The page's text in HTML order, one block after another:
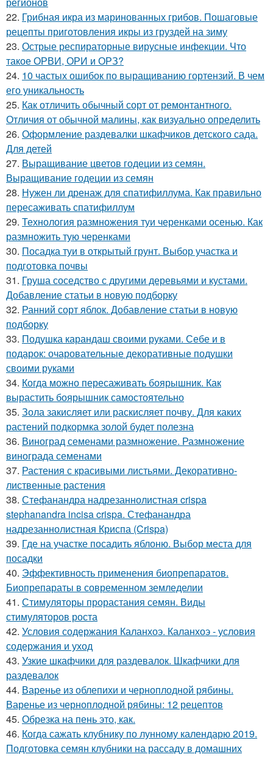
22. Грибная икра из маринованных грибов. Пошаговые
рецепты приготовления икры из груздей на зиму
23. Острые респираторные вирусные инфекции. Что
такое ОРВИ, ОРИ и ОРЗ?
24. 10 частых ошибок по выращиванию гортензий. В чем
его уникальность
25. Как отличить обычный сорт от ремонтантного.
Отличия от обычной малины, как визуально определить
26. Оформление раздевалки шкафчиков детского сада.
Для детей
27. Выращивание цветов годеции из семян.
Выращивание годеции из семян
28. Нужен ли дренаж для спатифиллума. Как правильно
пересаживать спатифиллум
29. Технология размножения туи черенками осенью. Как
размножить тую черенками
30. Посадка туи в открытый грунт. Выбор участка и
подготовка почвы
31. Груша соседство с другими деревьями и кустами.
Добавление статьи в новую подборку
32. Ранний сорт яблок. Добавление статьи в новую
подборку
33. Подушка карандаш своими руками. Себе и в
подарок: очаровательные декоративные подушки
своими руками
34. Когда можно пересаживать боярышник. Как
вырастить боярышник самостоятельно
35. Зола закисляет или раскисляет почву. Для каких
растений подкормка золой будет полезна
36. Виноград семенами размножение. Размножение
винограда семенами
37. Растения с красивыми листьями. Декоративно-
лиственные растения
38. Стефанандра надрезаннолистная crispa
stephanandra incisa crispa. Стефанандра
надрезаннолистная Криспа (Crispa)
39. Где на участке посадить яблоню. Выбор места для
посадки
40. Эффективность применения биопрепаратов.
Биопрепараты в современном земледелии
41. Стимуляторы прорастания семян. Виды
стимуляторов роста
42. Условия содержания Каланхоэ. Каланхоэ - условия
содержания и уход
43. Узкие шкафчики для раздевалок. Шкафчики для
раздевалок
44. Варенье из облепихи и черноплодной рябины.
Варенье из черноплодной рябины: 12 рецептов
45. Обрезка на пень это, как.
46. Когда сажать клубнику по лунному календарю 2019.
Подготовка семян клубники на рассаду в домашних